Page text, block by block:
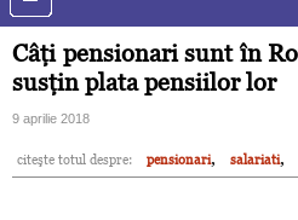
Câţi pensionari sunt în
susţin plata pensiilor lor
9 aprilie 2018
citeşte totul despre: pensionari, salariati,